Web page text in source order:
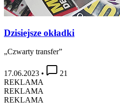
Dzisiejsze okładki
„Czwarty transfer”
17.06.2023 •
21
REKLAMA
REKLAMA
REKLAMA